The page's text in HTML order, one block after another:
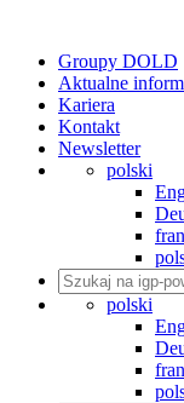
Groupy DOLD
Aktualne
Kariera
Kontakt
Newsletter
polski
polski